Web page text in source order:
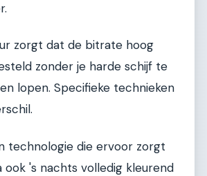
zorgt dat de bitrate hoog
zonder je harde schijf te
lopen. Specifieke technieken
technologie die ervoor zorgt
ook 's nachts volledig kleurend